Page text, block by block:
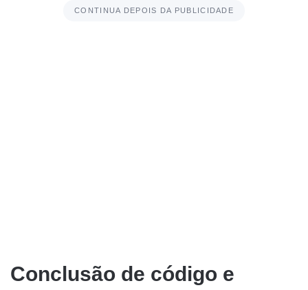
CONTINUA DEPOIS DA PUBLICIDADE
Conclusão de código e